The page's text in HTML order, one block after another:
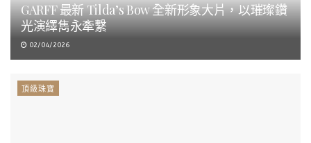
GARFF 最新 Tilda’s Bow 全新形象大片，以璀璨鑽
光演繹雋永牽繫
02/04/2026
頂級珠寶